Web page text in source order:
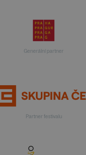
Generální partner
Partner festivalu